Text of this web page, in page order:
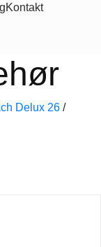
Kontakt
Delux 26 /